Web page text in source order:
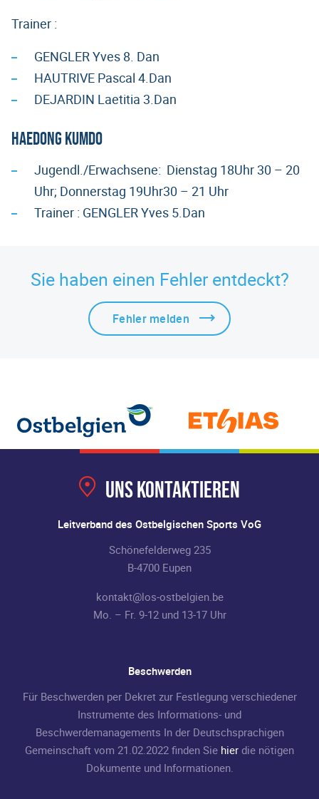
Trainer :
GENGLER Yves 8. Dan
HAUTRIVE Pascal 4.Dan
DEJARDIN Laetitia 3.Dan
HAEDONG KUMDO
Jugendl./Erwachsene: Dienstag 18Uhr 30 – 20
Uhr; Donnerstag 19Uhr30 – 21 Uhr
Trainer : GENGLER Yves 5.Dan
Sie haben einen Fehler entdeckt?
Fehler melden
Uns kontaktieren
Leitverband des Ostbelgischen Sports VoG
Schönefelderweg 235
B-4700 Eupen
kontakt@los-ostbelgien.be
Mo. – Fr. 9-12 und 13-17 Uhr
Beschwerden
Für Beschwerden per Dekret zur Festlegung verschiedener
Instrumente des Informations- und
Beschwerdemanagements In der Deutschsprachigen
Gemeinschaft vom 21.02.2022 finden Sie hier die nötigen
Dokumente und Informationen.